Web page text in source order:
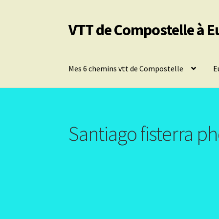
Aller
à
Aller
au
VTT de Compostelle à
Mes 6 chemins vtt de Compostelle
Santiago fisterra